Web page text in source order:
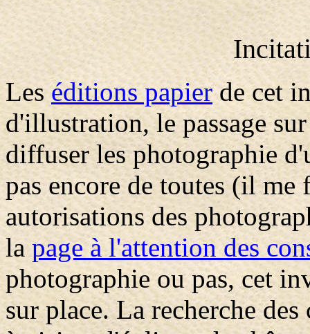
Les éditions papierde cet
d'illustration, le passage
diffuser les photographie
pas encore de toutes (il me
autorisations des
la page à l'attention des
photographie ou pas, cet
sur place. La recherche